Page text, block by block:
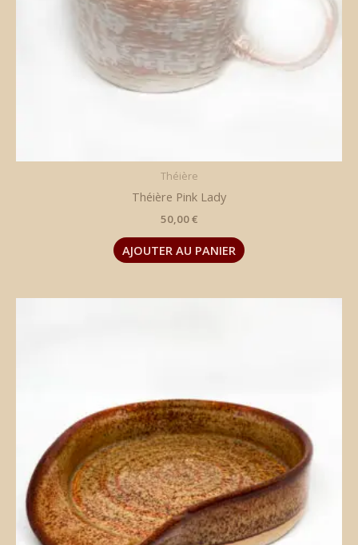
Théière
Théière Pink Lady
50,00€
AJOUTER AU PANIER